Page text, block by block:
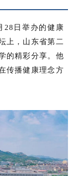
28日举办的健康
上，山东省第二
的精彩分享。他
传播健康理念方